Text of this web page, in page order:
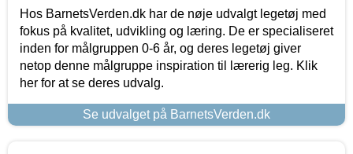
Hos BarnetsVerden.dk har de nøje udvalgt legetøj med
fokus på kvalitet, udvikling og læring. De er specialiseret
inden for målgruppen 0-6 år, og deres legetøj giver
netop denne målgruppe inspiration til lærerig leg. Klik
her for at se deres udvalg.
Se udvalget på BarnetsVerden.dk